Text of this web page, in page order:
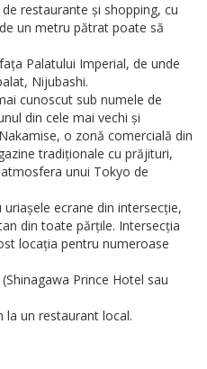
restaurante și shopping, cu
un metru pătrat poate să
Palatului Imperial, de unde
Nijubashi.
cunoscut sub numele de
din cele mai vechi și
o zonă comercială din
tradiționale cu prăjituri,
unui Tokyo de
ecrane din intersecție,
din toate părțile. Intersecția
locația pentru numeroase
Prince Hotel sau
la un restaurant local.